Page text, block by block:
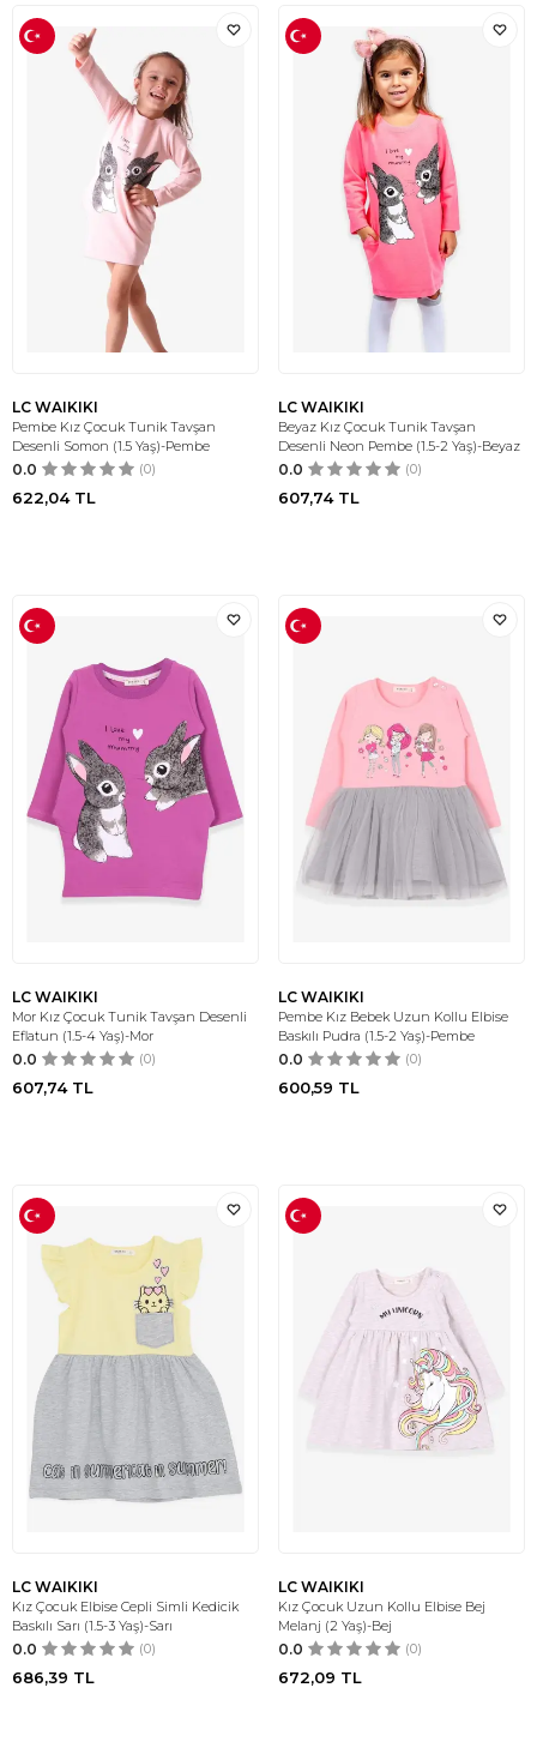
LC WAIKIKI
Pembe Kız Çocuk Tunik Tavşan
Desenli Somon (1.5 Yaş)-Pembe
0.0 (0)
622,04TL
LC WAIKIKI
Beyaz Kız Çocuk Tunik Tavşan
Desenli Neon Pembe (1.5-2 Yaş)-Beyaz
0.0 (0)
607,74TL
LC WAIKIKI
Mor Kız Çocuk Tunik Tavşan Desenli
Eflatun (1.5-4 Yaş)-Mor
0.0 (0)
607,74TL
LC WAIKIKI
Pembe Kız Bebek Uzun Kollu Elbise
Baskılı Pudra (1.5-2 Yaş)-Pembe
0.0 (0)
600,59 TL
LC WAIKIKI
Kız Çocuk Elbise Cepli Simli Kedicik
Baskılı Sarı (1.5-3 Yaş)-Sarı
0.0 (0)
686,39 TL
LC WAIKIKI
Kız Çocuk Uzun Kollu Elbise Bej
Melanj (2 Yaş)-Bej
0.0 (0)
672,09 TL